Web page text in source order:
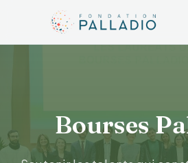
Bourses